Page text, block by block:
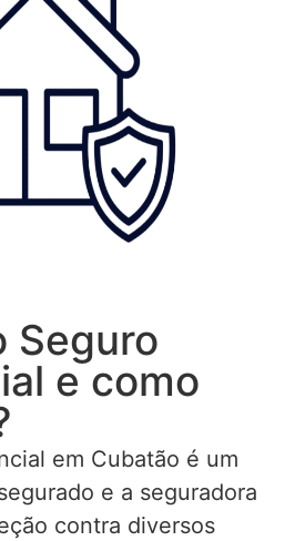
Seguro
e como
em Cubatão é um
e a seguradora
contra diversos